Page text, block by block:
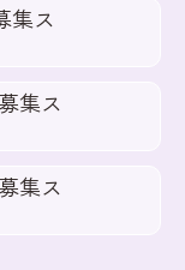
集ス
集ス
集ス